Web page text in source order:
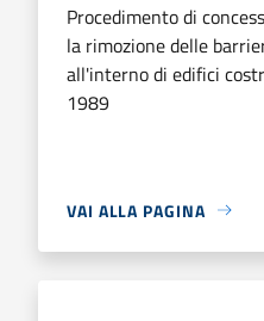
Procedimento di
la rimozione delle
all'interno di edifici
1989
VAI ALLA PAGINA